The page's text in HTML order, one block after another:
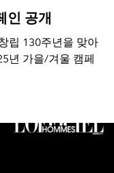
인 공개
립 130주년을 맞아
년 가을/겨울 캠페